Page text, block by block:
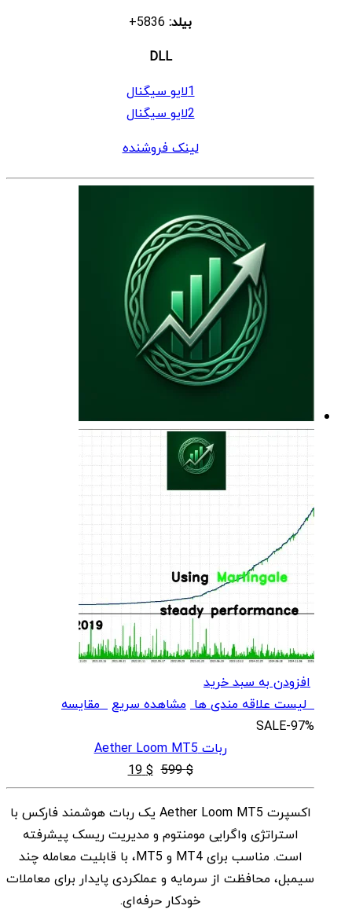
بیلد:
DLL
1لایو سیگنال
2لایو سیگنال
لینک فروشنده
افزودن به سبد خرید
لیست علاقه مندی ها مشاهده سریعمقایسه
SALE-97%
ربات Aether Loom MT5
$
599
قیمت
اصلی
$ 599
بود.
$
19
قیمت
فعلی
$ 19
است.
اکسپرت Aether Loom MT5 یک ربات هوشمند فارکس با
استراتژی واگرایی مومنتوم و مدیریت ریسک پیشرفته
است. مناسب برای MT4 و MT5، با قابلیت معامله چند
سیمبل، محافظت از سرمایه و عملکردی پایدار برای معاملات
خودکار حرفه‌ای.